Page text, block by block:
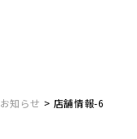
お知らせ > 店舗情報-6